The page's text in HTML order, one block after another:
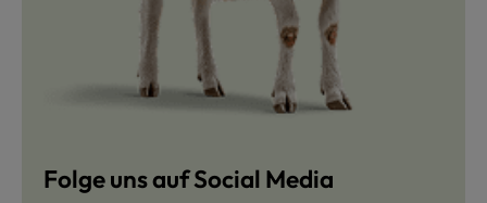
Folge uns auf Social Media